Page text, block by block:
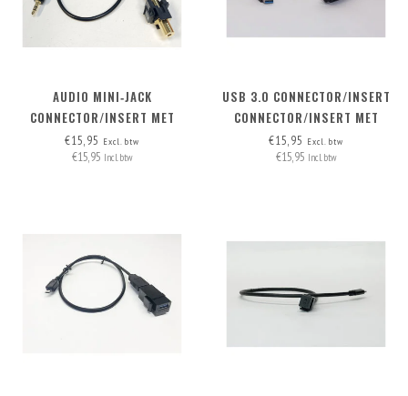
AUDIO MINI‑JACK
CONNECTOR/INSERT MET
AFNEEMBARE KABEL
€15,95 Excl. btw
€15,95 Incl. btw
USB 3.0 CONNECTOR/INSERT
CONNECTOR/INSERT MET
AFNEEMBARE KABEL
€15,95 Excl. btw
€15,95 Incl. btw